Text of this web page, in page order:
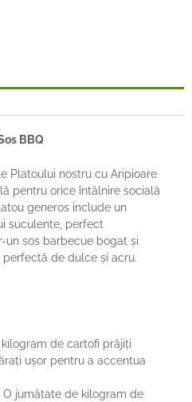
BBQ
Platoului nostru cu Aripioare
pentru orice întâlnire socială
generos include un
suculente, perfect
un sos barbecue bogat și
de dulce și acru.
kilogram de cartofi prăjiți
ușor pentru a accentua
O jumătate de kilogram de